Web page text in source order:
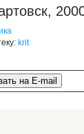
krit